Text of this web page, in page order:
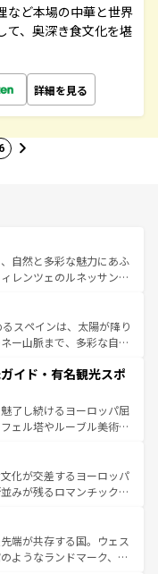
など本場の中華と世界
て、奥深き食文化を堪
詳細を見る
6
自然と多彩な魅力にあふ
レンツェのルネッサンス
景やアマルフィ海岸の絶
観光の合間には、本場の
ア料理を堪能することも
れない旅をしてみよう！
スペインは、太陽が降り
ー山脈まで、多彩な自然
なフラメンコ、熱気あふ
が生活の一部となってい
雰囲気や、バルセロナの
は古代ローマ遺跡や中世
異なるスペインはその個
る人を魅了する。 なお、新着のスペイン情報は コ
イド・有名観光スポ
了し続けるヨーロッパ屈
ェル塔やルーブル美術館
華麗な宮殿、歴史的な大
な自然が、訪れる者を心
美食の国としても知ら
ランス、プロヴァンスの
な楽しみ方が可能だ。さ
溢れており、どの街角に
化が交差するヨーロッパ
みが残るロマンチック街
も飽きることがない。ベ
州のアルプスの絶景、そ
った風景は必見。ビール
端が共存する国。ウェス
ようなランドマーク、歴